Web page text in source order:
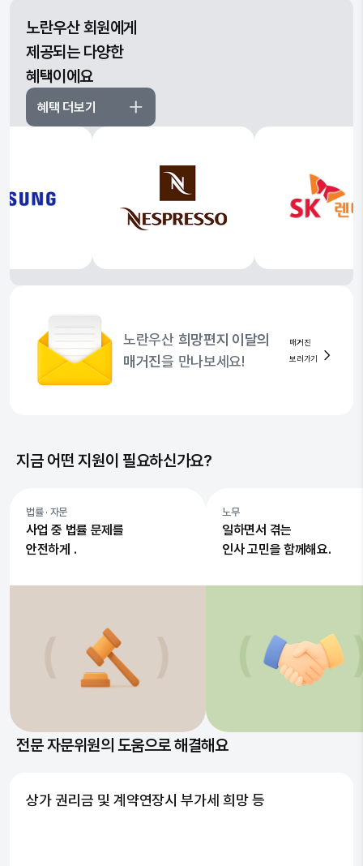
노란우산 회원에게
제공되는 다양한
혜택이에요
혜택 더보기
노란우산 희망편지 이달의
매거진을 만나보세요!
매거진
보러가기
지금 어떤 지원이 필요하신가요?
법률 · 자문
사업 중 법률 문제를
안전하게 .
노무
일하면서 겪는
인사 고민을 함께해요.
전문 자문위원의 도움으로 해결해요
상가 권리금 및 계약연장시 부가세 희망 등